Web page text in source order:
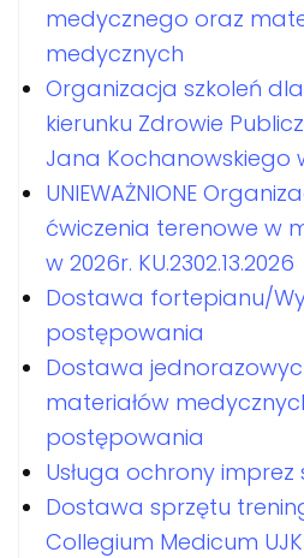
medycznego oraz
medycznych
Organizacja szkoleń
kierunku Zdrowie
Jana Kochanowskiego
UNIEWAŻNIONE
ćwiczenia terenowe w
w 2026r. KU.2302.13.2026
Dostawa fortepianu/
postępowania
Dostawa
materiałów
postępowania
Usługa ochrony
Dostawa sprzętu
Collegium Medicum